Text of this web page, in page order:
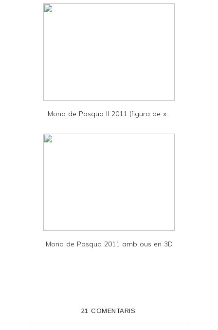
d
Mona de Pasqua II 2011 (figura de x...
Mona de Pasqua 2011 amb ous en 3D
21 COMENTARIS: